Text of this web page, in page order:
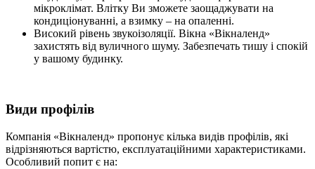
мікроклімат. Влітку Ви зможете заощаджувати на
кондиціонуванні, а взимку – на опаленні.
Високий рівень звукоізоляції. Вікна «Вікналенд»
захистять від вуличного шуму. Забезпечать тишу і спокій
у вашому будинку.
Види профілів
Компанія «Вікналенд» пропонує кілька видів профілів, які
відрізняються вартістю, експлуатаційними характеристиками.
Особливий попит є на: